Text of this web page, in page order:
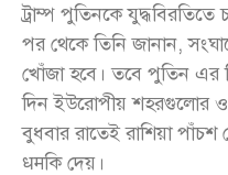
ট্রাম্প পুতিনকে যুদ্ধবিরতিতে
পর থেকে তিনি জানান,
খোঁজা হবে। তবে পুতিন এর
দিন ইউরোপীয় শহরগুলোর
বুধবার রাতেই রাশিয়া পাঁচশ
धमকি দেয়।